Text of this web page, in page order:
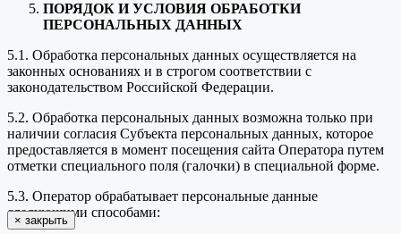
× закрыть
ПОРЯДОК И УСЛОВИЯ ОБРАБОТКИ
ПЕРСОНАЛЬНЫХ ДАННЫХ
5.1. Обработка персональных данных осуществляется на
законных основаниях и в строгом соответствии с
законодательством Российской Федерации.
5.2. Обработка персональных данных возможна только при
наличии согласия Субъекта персональных данных, которое
предоставляется в момент посещения сайта Оператора путем
отметки специального поля (галочки) в специальной форме.
5.3. Оператор обрабатывает персональные данные
следующими способами: